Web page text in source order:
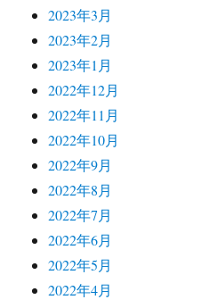
2023年3月
2023年2月
2023年1月
2022年12月
2022年11月
2022年10月
2022年9月
2022年8月
2022年7月
2022年6月
2022年5月
2022年4月